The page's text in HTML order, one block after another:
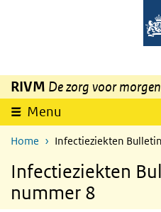
Overslaan en naar de inhoud gaan
RIVM De zorg voor morgen
Menu
Home Infectieziekten
Infectieziekten
nummer 8